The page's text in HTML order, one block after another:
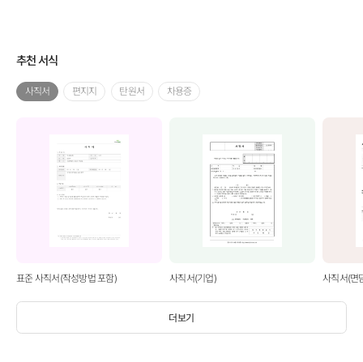
추천 서식
더보기
사직서 편지지 탄원서 차용증
표준 사직서(작성방법 포함) 사직서(기업) 사직서(면